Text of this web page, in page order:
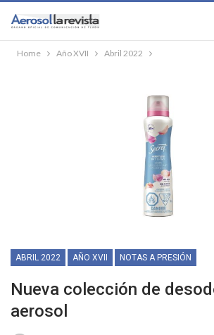
Home Año XVII Abril 2022
ABRIL 2022 AÑO XVII NOTAS A PRESIÓN
Nueva colección de
aerosol